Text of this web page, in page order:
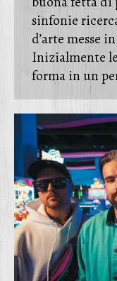
sinfonie
d’arte messe
Inizialmente
forma in un